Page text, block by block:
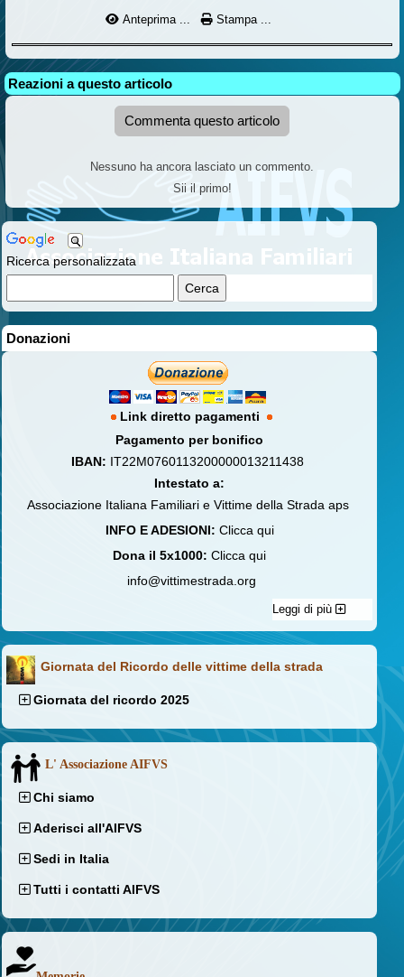
Ricerca personalizzata
Donazioni
Link diretto pagamenti
Pagamento per bonifico
IBAN: IT22M0760113200000013211438
Intestato a:
Associazione Italiana Familiari e Vittime della Strada aps
INFO E ADESIONI: Clicca qui
Dona il 5x1000: Clicca qui
info@vittimestrada.org
Leggi di più
Giornata del Ricordo delle vittime della strada
Giornata del ricordo 2025
L' Associazione AIFVS
Chi siamo
Aderisci all'AIFVS
Sedi in Italia
Tutti i contatti AIFVS
Anteprima ... Stampa ...
Reazioni a questo articolo
Commenta questo articolo
Nessuno ha ancora lasciato un commento.
Sii il primo!